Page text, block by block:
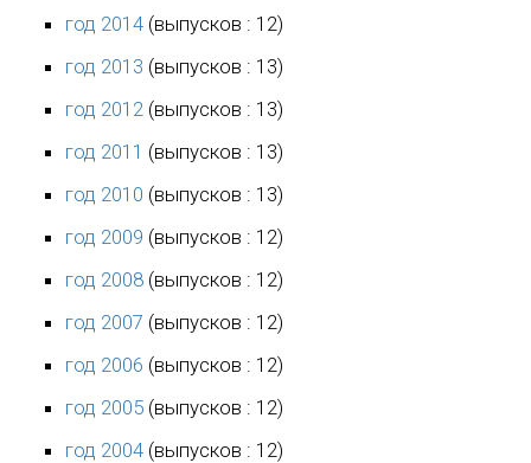
год 2014 (выпусков : 12)
год 2013 (выпусков : 13)
год 2012 (выпусков : 13)
год 2011 (выпусков : 13)
год 2010 (выпусков : 13)
год 2009 (выпусков : 12)
год 2008 (выпусков : 12)
год 2007 (выпусков : 12)
год 2006 (выпусков : 12)
год 2005 (выпусков : 12)
год 2004 (выпусков : 12)